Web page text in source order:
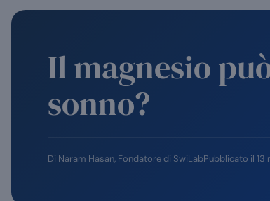
Il magnesio
sonno?
Di Naram Hasan, Fondatore di SwiLabPubblicato il 13